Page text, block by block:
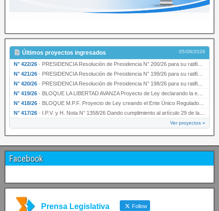
Últimos proyectos ingresados 05/08/2026
N° 422/26 · PRESIDENCIA Resolución de Presidencia N° 200/26 para su ratificación.
N° 421/26 · PRESIDENCIA Resolución de Presidencia N° 199/26 para su ratificación.
N° 420/26 · PRESIDENCIA Resolución de Presidencia N° 198/26 para su ratificación.
N° 419/26 · BLOQUE LA LIBERTAD AVANZA Proyecto de Ley declarando la esencialidad del servicio educativ…
N° 418/26 · BLOQUE M.P.F. Proyecto de Ley creando el Ente Único Regulador de servicios públicos de la …
N° 417/26 · I.P.V. y H. Nota N° 1358/26 Dando cumplimiento al artículo 29 de la Ley provincial N° 1399…
Ver proyectos »
Facebook
Prensa Legislativa Follow